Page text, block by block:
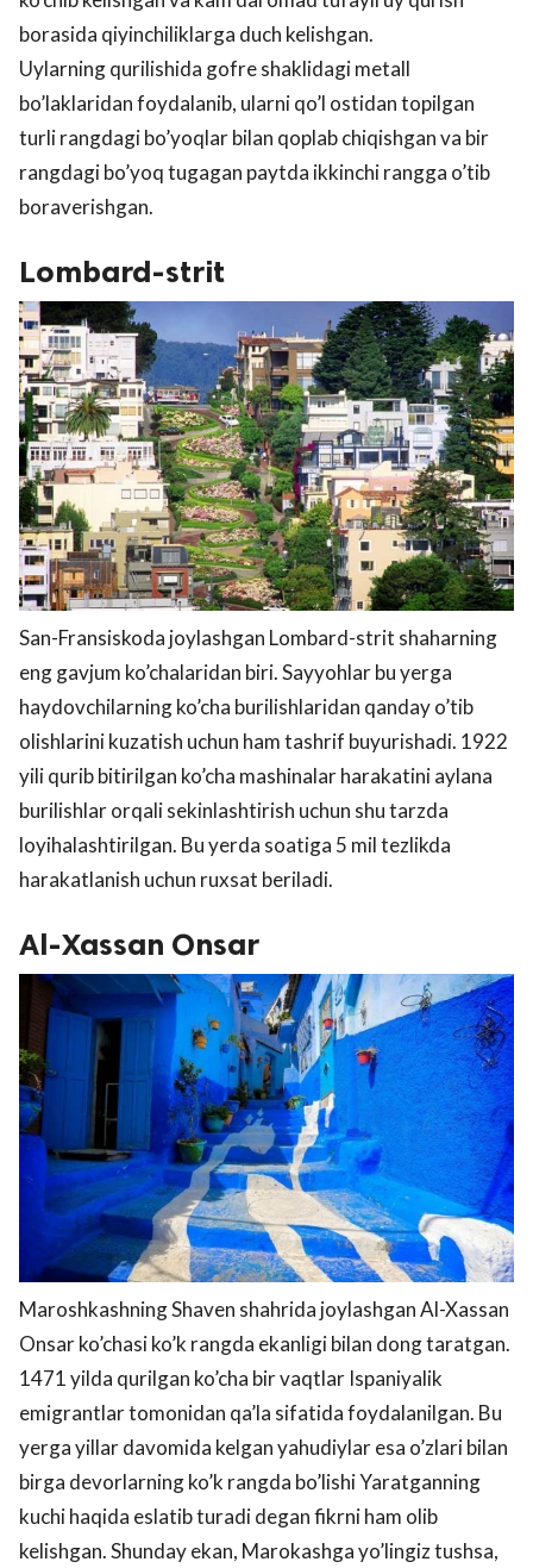
borasida qiyinchiliklarga duch kelishgan.
Uylarning qurilishida gofre shaklidagi metall
bo’laklaridan foydalanib, ularni qo’l ostidan topilgan
turli rangdagi bo’yoqlar bilan qoplab chiqishgan va bir
rangdagi bo’yoq tugagan paytda ikkinchi rangga o’tib
boraverishgan.
Lombard-strit
San-Fransiskoda joylashgan Lombard-strit shaharning
eng gavjum ko’chalaridan biri. Sayyohlar bu yerga
haydovchilarning ko’cha burilishlaridan qanday o’tib
olishlarini kuzatish uchun ham tashrif buyurishadi. 1922
yili qurib bitirilgan ko’cha mashinalar harakatini aylana
burilishlar orqali sekinlashtirish uchun shu tarzda
loyihalashtirilgan. Bu yerda soatiga 5 mil tezlikda
harakatlanish uchun ruxsat beriladi.
Al-Xassan Onsar
Maroshkashning Shaven shahrida joylashgan Al-Xassan
Onsar ko’chasi ko’k rangda ekanligi bilan dong taratgan.
1471 yilda qurilgan ko’cha bir vaqtlar Ispaniyalik
emigrantlar tomonidan qa’la sifatida foydalanilgan. Bu
yerga yillar davomida kelgan yahudiylar esa o’zlari bilan
birga devorlarning ko’k rangda bo’lishi Yaratganning
kuchi haqida eslatib turadi degan fikrni ham olib
kelishgan. Shunday ekan, Marokashga yo’lingiz tushsa,